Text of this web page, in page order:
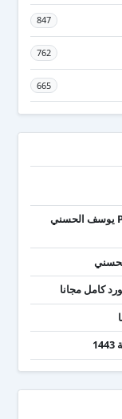
847
762
665
تحميل كتاب عقدك النفسية سجنك الأبدي PDF يوسف الحسني